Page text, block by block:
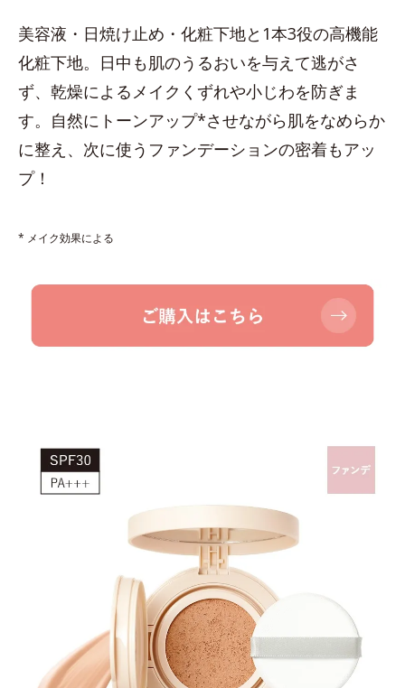
美容液・日焼け止め・化粧下地と1本3役の高機能
化粧下地。日中も肌のうるおいを与えて逃がさ
ず、乾燥によるメイクくずれや小じわを防ぎま
す。自然にトーンアップ*させながら肌をなめらか
に整え、次に使うファンデーションの密着もアッ
プ！
* メイク効果による